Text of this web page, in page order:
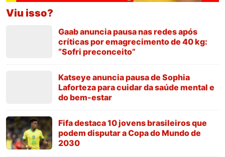
Viu isso?
Gaab anuncia pausa nas redes após
críticas por emagrecimento de 40 kg:
“Sofri preconceito”
Katseye anuncia pausa de Sophia
Laforteza para cuidar da saúde mental e
do bem-estar
Fifa destaca 10 jovens brasileiros que
podem disputar a Copa do Mundo de
2030